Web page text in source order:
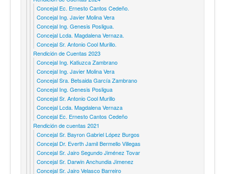
Concejal Ec. Ernesto Cantos Cedeño.
Concejal Ing. Javier Molina Vera
Concejal Ing. Genesis Posligua.
Concejal Lcda. Magdalena Vernaza.
Concejal Sr. Antonio Cool Murillo.
Rendición de Cuentas 2023
Concejal Ing. Katiuzca Zambrano
Concejal Ing. Javier Molina Vera
Concejal Sra. Betsaida García Zambrano
Concejal Ing. Genesis Posligua
Concejal Sr. Antonio Cool Murillo
Concejal Lcda. Magdalena Vernaza
Concejal Ec. Ernesto Cantos Cedeño
Rendición de cuentas 2021
Concejal Sr. Bayron Gabriel López Burgos
Concejal Dr. Everth Jamil Bermello Villegas
Concejal Sr. Jairo Segundo Jiménez Tovar
Concejal Sr. Darwin Anchundia Jimenez
Concejal Sr. Jairo Velasco Barreiro